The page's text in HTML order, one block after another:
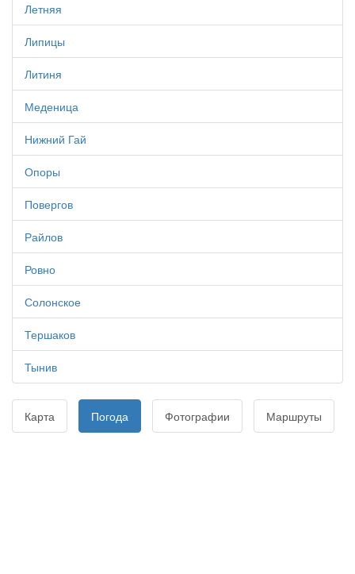
Летняя
Липицы
Литиня
Меденица
Нижний Гай
Опоры
Повергов
Райлов
Ровно
Солонское
Тершаков
Тынив
Карта Погода Фотографии Маршруты